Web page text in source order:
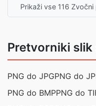
Prikaži vse 116
Pretvorniki slik
PNG do JPGPNG do
PNG do BMPPNG do